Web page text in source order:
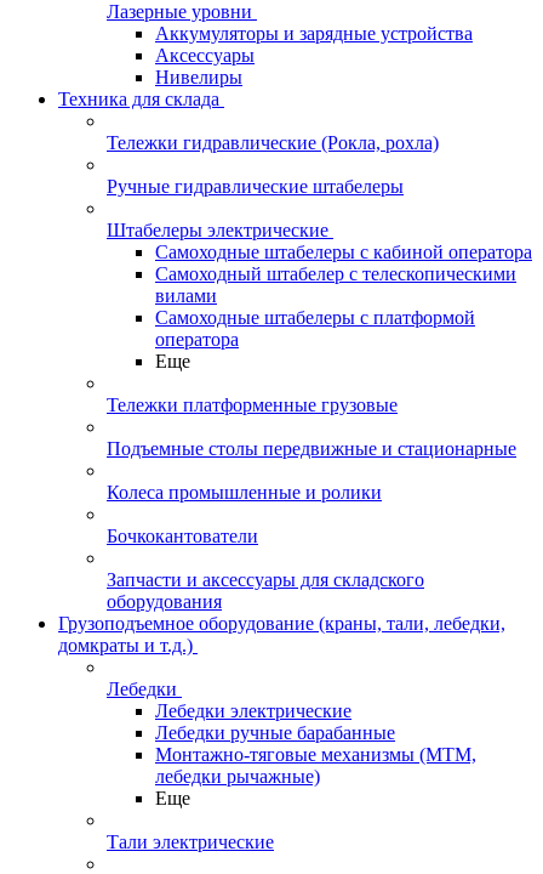
Лазерные уровни
Аккумуляторы и зарядные устройства
Аксессуары
Нивелиры
Техника для склада
Тележки гидравлические (Рокла, рохла)
Ручные гидравлические штабелеры
Штабелеры электрические
Самоходные штабелеры с кабиной оператора
Самоходный штабелер с телескопическими
вилами
Самоходные штабелеры с платформой
оператора
Еще
Тележки платформенные грузовые
Подъемные столы передвижные и стационарные
Колеса промышленные и ролики
Бочкокантователи
Запчасти и аксессуары для складского
оборудования
Грузоподъемное оборудование (краны, тали, лебедки,
домкраты и т.д.)
Лебедки
Лебедки электрические
Лебедки ручные барабанные
Монтажно-тяговые механизмы (МТМ,
лебедки рычажные)
Еще
Тали электрические